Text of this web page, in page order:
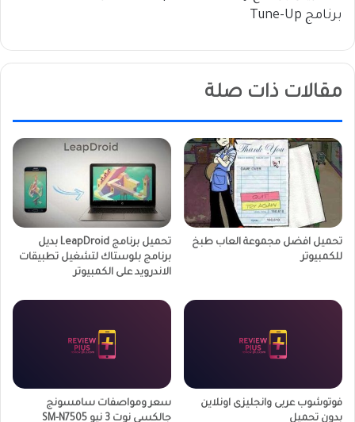
برنامج Tune-Up
مقالات ذات صلة
تحميل افضل مجموعة العاب طبخ
للكمبيوتر
تحميل برنامج LeapDroid بديل
برنامج بلوستاك لتشغيل تطبيقات
الاندرويد على الكمبيوتر
فوتوشوب عربى وانجليزى اونلاين
بدون تحميل
سعر ومواصفات سامسونج
جالكسى نوت 3 نيو SM-N7505